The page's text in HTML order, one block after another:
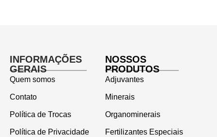
INFORMAÇÕES
GERAIS
Quem somos
Contato
Política de Trocas
Política de Privacidade
NOSSOS
PRODUTOS
Adjuvantes
Minerais
Organominerais
Fertilizantes Especiais